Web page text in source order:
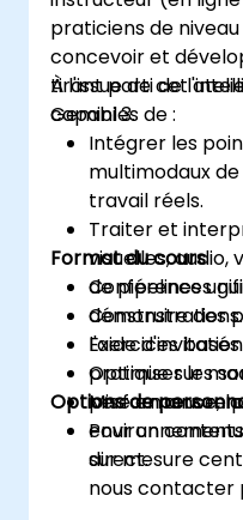
praticiens de
concevoir et
tirant parti de
Gemini 3.
À l'issue de cet
capables de :
Intégrer les
multimodaux
travail réels.
Traiter et
visuelles, audio,
de pipelines
Construire des
l'aide
Optimiser les
performance,
Format du cours
Conférences
démonstrations.
Exercices
pratique sur
Mise en œuvre
direct.
Options de
Pour un
sur mesure
nous contacter